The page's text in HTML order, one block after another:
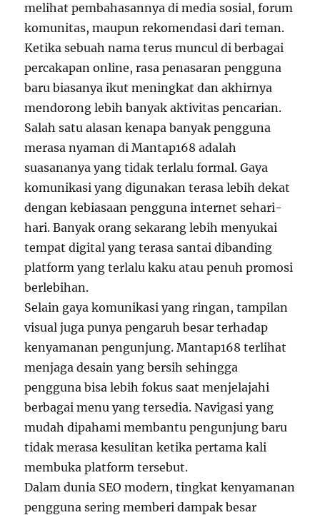
melihat pembahasannya di media sosial, forum
komunitas, maupun rekomendasi dari teman.
Ketika sebuah nama terus muncul di berbagai
percakapan online, rasa penasaran pengguna
baru biasanya ikut meningkat dan akhirnya
mendorong lebih banyak aktivitas pencarian.
Salah satu alasan kenapa banyak pengguna
merasa nyaman di Mantap168 adalah
suasananya yang tidak terlalu formal. Gaya
komunikasi yang digunakan terasa lebih dekat
dengan kebiasaan pengguna internet sehari-
hari. Banyak orang sekarang lebih menyukai
tempat digital yang terasa santai dibanding
platform yang terlalu kaku atau penuh promosi
berlebihan.
Selain gaya komunikasi yang ringan, tampilan
visual juga punya pengaruh besar terhadap
kenyamanan pengunjung. Mantap168 terlihat
menjaga desain yang bersih sehingga
pengguna bisa lebih fokus saat menjelajahi
berbagai menu yang tersedia. Navigasi yang
mudah dipahami membantu pengunjung baru
tidak merasa kesulitan ketika pertama kali
membuka platform tersebut.
Dalam dunia SEO modern, tingkat kenyamanan
pengguna sering memberi dampak besar